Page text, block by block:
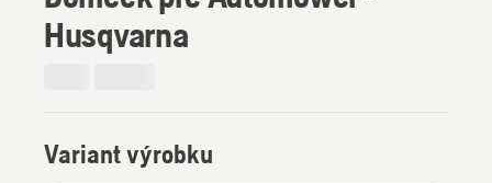
Husqvarna
Variant výrobku